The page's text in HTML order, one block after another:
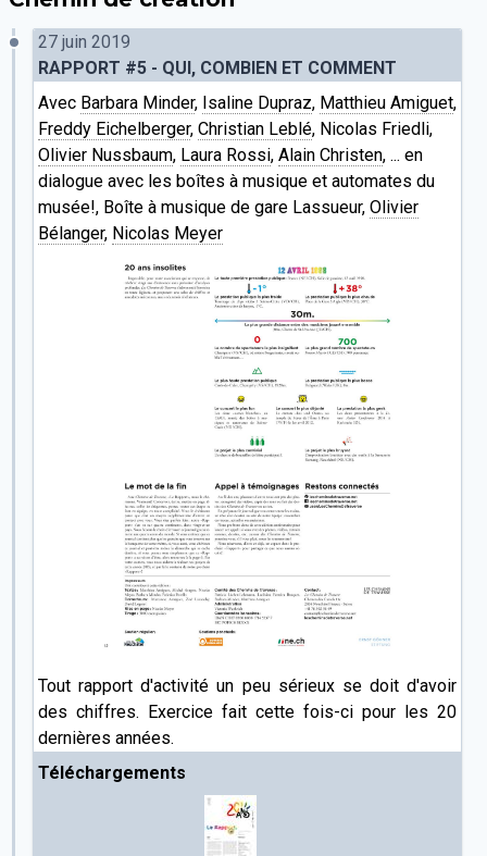
27 juin 2019
RAPPORT #5 - QUI, COMBIEN ET COMMENT
Avec Barbara Minder, Isaline Dupraz, Matthieu Amiguet,
Freddy Eichelberger, Christian Leblé, Nicolas Friedli,
Olivier Nussbaum, Laura Rossi, Alain Christen, ... en
dialogue avec les boîtes à musique et automates du
musée!, Boîte à musique de gare Lassueur, Olivier
Bélanger, Nicolas Meyer
Tout rapport d'activité un peu sérieux se doit d'avoir
des chiffres. Exercice fait cette fois-ci pour les 20
dernières années.
Téléchargements